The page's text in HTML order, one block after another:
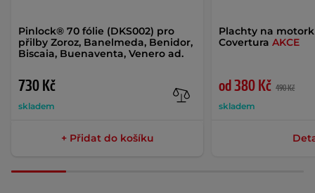
Pinlock® 70 fólie (DKS002) pro
přilby Zoroz, Banelmeda, Benidor,
Biscaia, Buenaventa, Venero ad.
730 Kč
skladem
+ Přidat do košíku
Plachty na
CoverturaAKCE
od 380 Kč 490 Kč
skladem